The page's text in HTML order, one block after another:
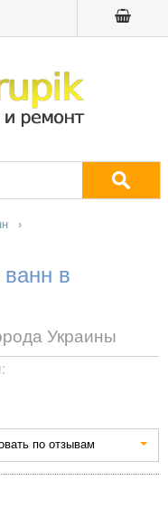
ванн в
Украины
по отзывам